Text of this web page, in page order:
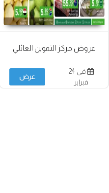
عروض مركز التموين العائلي
في 24
فبراير
عرض